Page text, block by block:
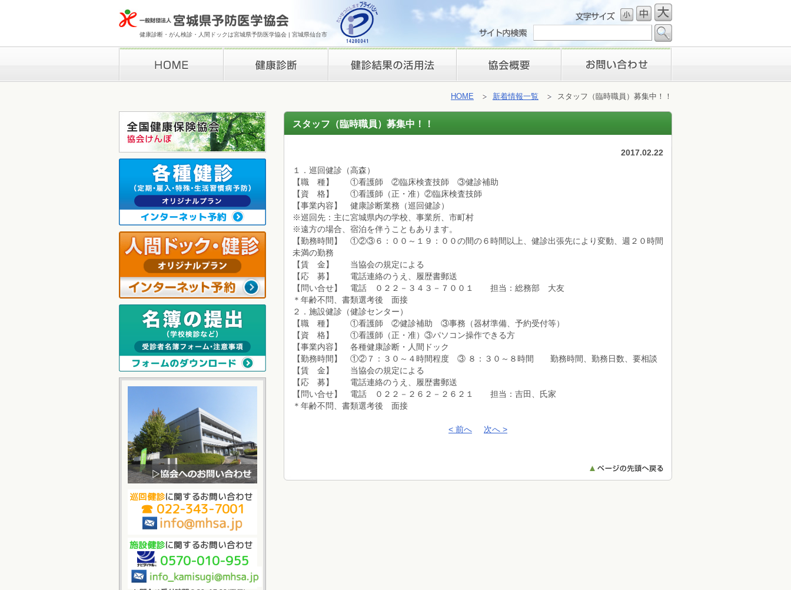
健康診断・がん検診・人間ドックは宮城県予防医学協会 | 宮城県仙台市
スタッフ（臨時職員）募集中！！
新着情報一覧
HOME
スタッフ（臨時職員）募集中！！
2017.02.22
１．巡回健診（高森）
【職 種】 ①看護師 ②臨床検査技師 ③健診補助
【資 格】 ①看護師（正・准）②臨床検査技師
【事業内容】 健康診断業務（巡回健診）
※巡回先：主に宮城県内の学校、事業所、市町村
※遠方の場合、宿泊を伴うこともあります。
【勤務時間】 ①②③６：００～１９：００の間の６時間以上、健診出張先により変動、週２０時間
未満の勤務
【賃 金】 当協会の規定による
【応 募】 電話連絡のうえ、履歴書郵送
【問い合せ】 電話 ０２２－３４３－７００１ 担当：総務部 大友
＊年齢不問、書類選考後 面接
２．施設健診（健診センター）
【職 種】 ①看護師 ②健診補助 ③事務（器材準備、予約受付等）
【資 格】 ①看護師（正・准）③パソコン操作できる方
【事業内容】 各種健康診断・人間ドック
【勤務時間】 ①②７：３０～４時間程度 ③ ８：３０～８時間 勤務時間、勤務日数、要相談
【賃 金】 当協会の規定による
【応 募】 電話連絡のうえ、履歴書郵送
【問い合せ】 電話 ０２２－２６２－２６２１ 担当：吉田、氏家
＊年齢不問、書類選考後 面接
< 前へ 次へ >
巡回健診に関するお問い合わせ
☎ 022-343-7001
施設健診に関するお問い合わせ
0570-010-955